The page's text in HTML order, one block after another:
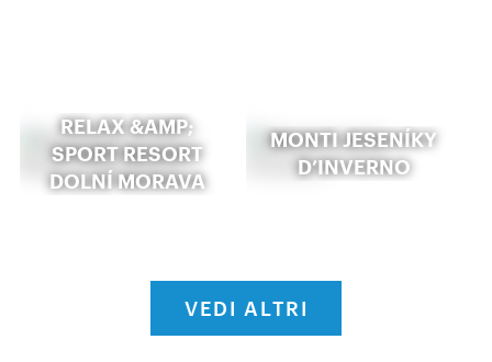
RELAX &AMP;
SPORT RESORT
DOLNÍ MORAVA
MONTI JESENÍKY
D’INVERNO
VEDI ALTRI